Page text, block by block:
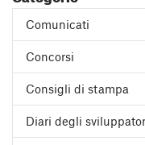
Comunicati
Concorsi
Consigli di stampa
Diari degli